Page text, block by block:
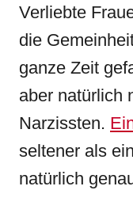
Verliebte
die
ganze Zeit
aber natürlich
Narzissten.
seltener als
natürlich